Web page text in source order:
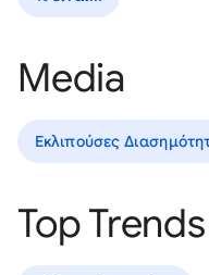
Media
Εκλιπούσες
Top Trends